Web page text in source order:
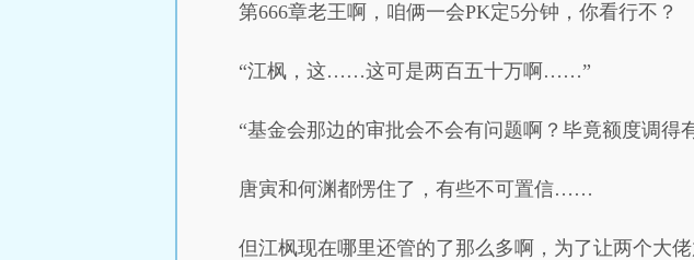
第666章老王啊，咱俩一会PK定5分钟，你看行不？
“江枫，这……这可是两百五十万啊……”
“基金会那边的审批会不会有问题啊？毕竟额度调
唐寅和何渊都愣住了，有些不可置信……
但江枫现在哪里还管的了那么多啊，为了让两个大